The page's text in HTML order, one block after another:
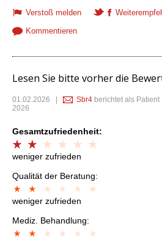
Verstoß melden
Kommentieren
Lesen Sie bitte vorher die
01.02.2026 Sbr4 berichtet als
2026
Gesamtzufriedenheit:
weniger zufrieden
Qualität der Beratung:
weniger zufrieden
Mediz. Behandlung: